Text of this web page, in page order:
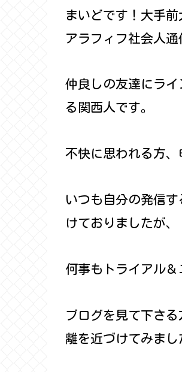
まいどです！大手
アラフィフ社会人通
仲良しの友達にラ
る関西人です。
不快に思われる方、
いつも自分の発信
けておりましたが
何事もトライアル＆
ブログを見て下さ
離を近づけてみまし